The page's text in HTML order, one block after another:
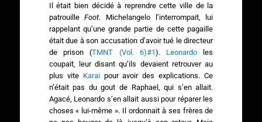
Il était bien décidé à reprendre cette ville de la
patrouilleFoot. Michelangelo l’interrompait, lui
rappelant qu’une grande partie de cette pagaille
était due à son accusation d’avoir tué le directeur
de prison (TMNT (Vol. 6)#1). Leonardo les
coupait, leur disant qu’ils devaient retrouver au
plus vite Karaipour avoir des explications. Ce
n’était pas du gout de Raphael, qui s’en allait.
Agacé, Leonardo s’en allait aussi pour réparer les
choses « lui-même ». Il ordonnait à ses frères de